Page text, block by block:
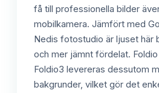
få till professionella bilder
mobilkamera. Jämfört med
Nedis fotostudio är ljuset här
och mer jämnt fördelat.
Foldio3 levereras dessutom
bakgrunder, vilket gör det